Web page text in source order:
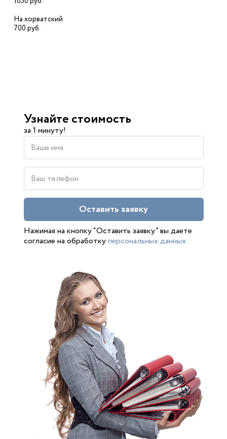
На хорватский
700 руб.
Узнайте стоимость
за 1 минуту!
Оставить заявку
Нажимая на кнопку “Оставить заявку” вы даете
согласие на обработкуперсональных данных